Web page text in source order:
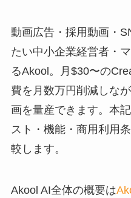
動画広告・採用動画・
たい中小企業経営者・
るAkool。月$30〜の
費を月数万円削減しな
画を量産できます。本
スト・機能・商用利用
較します。
Akool AI全体の概要は